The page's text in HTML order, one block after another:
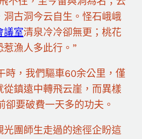
洞古洞今云自生。怪石峨峨
議室清泉冷冷卻無更；桃花
漁人多此行。”
時，我們驅車60余公里，僅
從鎮遠中轉飛云崖，而異樣
卻要破費一天多的功夫。
光團師生走過的途徑企盼這